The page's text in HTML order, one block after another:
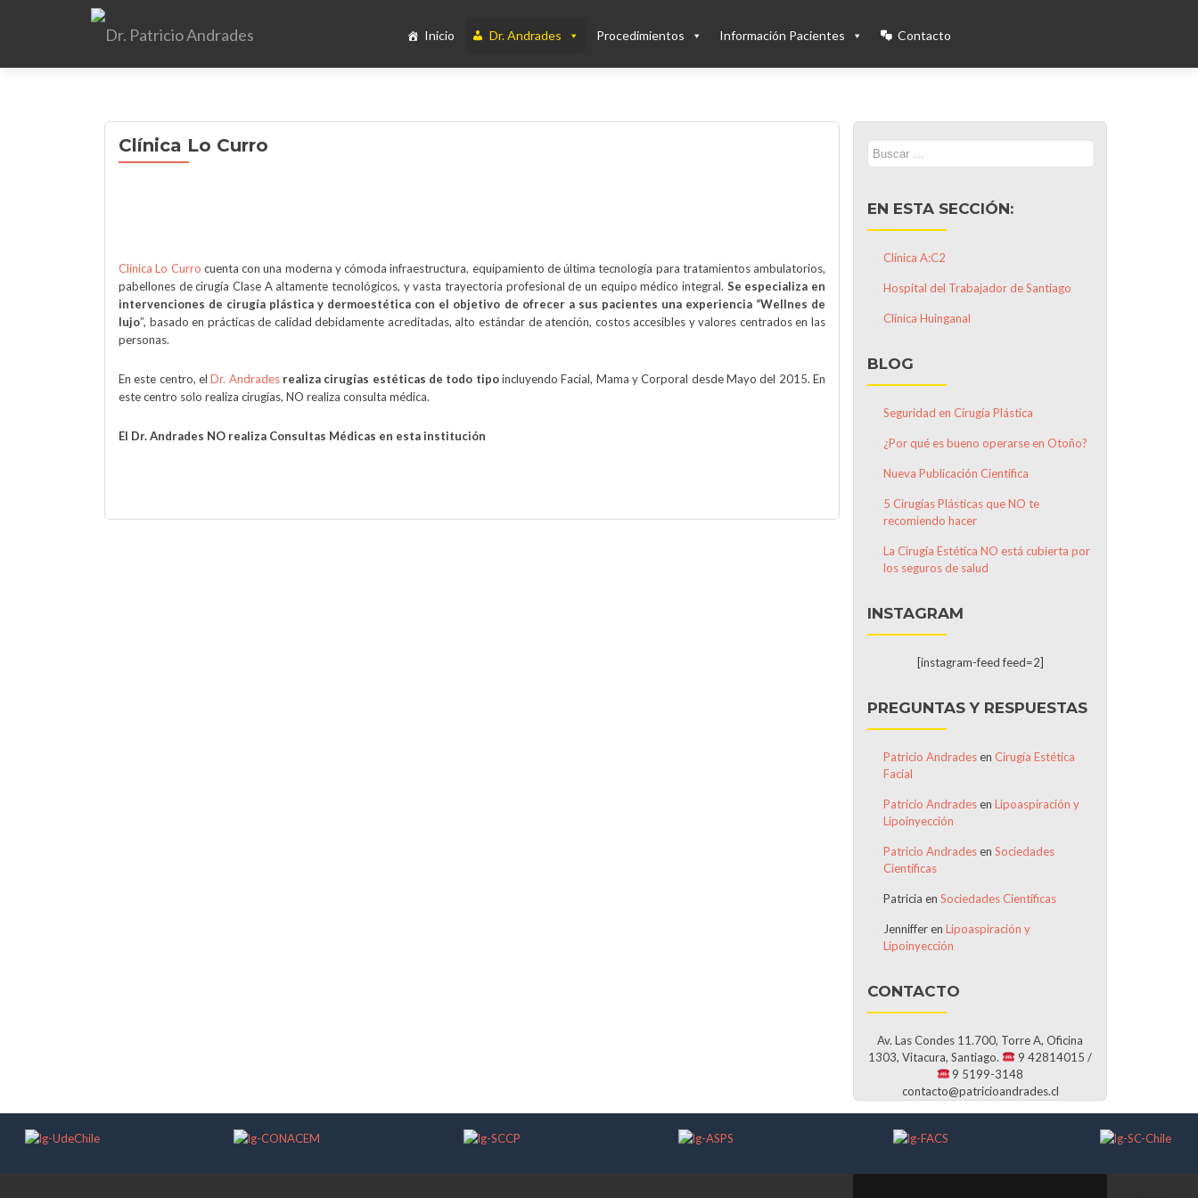
Inicio Dr. Andrades Procedimientos Información Pacientes Contacto
Clínica Lo Curro
Clínica Lo Curro cuenta con una moderna y cómoda infraestructura, equipamiento de última tecnología para tratamientos ambulatorios,
pabellones de cirugía Clase A altamente tecnológicos, y vasta trayectoria profesional de un equipo médico integral. Se especializa en
intervenciones de cirugía plástica y dermoestética con el objetivo de ofrecer a sus pacientes una experiencia “Wellnes de
lujo”, basado en prácticas de calidad debidamente acreditadas, alto estándar de atención, costos accesibles y valores centrados en las
personas.
En este centro, elDr. Andrades realiza cirugías estéticas de todo tipoincluyendo Facial, Mama y Corporal desde Mayo del 2015. En
este centro solo realiza cirugías, NO realiza consulta médica.
El Dr. Andrades NO realiza Consultas Médicas en esta institución
Buscar:
EN ESTA SECCIÓN:
Clínica A:C2
Hospital del Trabajador de Santiago
Clínica Huinganal
BLOG
Seguridad en Cirugía Plástica
¿Por qué es bueno operarse en Otoño?
Nueva Publicación Científica
5 Cirugías Plásticas que NO te
recomiendo hacer
La Cirugía Estética NO está cubierta por
los seguros de salud
INSTAGRAM
[instagram-feed feed=2]
PREGUNTAS Y RESPUESTAS
Patricio Andradesen Cirugía Estética
Facial
Patricio Andradesen Lipoaspiración y
Lipoinyección
Patricio Andradesen Sociedades
Científicas
Patricia en Sociedades Científicas
Jennifferen Lipoaspiración y
Lipoinyección
CONTACTO
Av. Las Condes 11.700, Torre A, Oficina
1303, Vitacura, Santiago.
9 42814015 /
9 5199-3148
contacto@patricioandrades.cl